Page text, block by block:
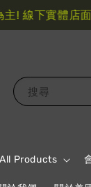
下實體店面恕
搜尋
Products